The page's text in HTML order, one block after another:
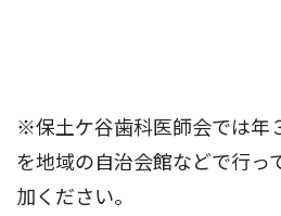
※保土ケ谷歯科医師会では年
を地域の自治会館などで行っ
加ください。